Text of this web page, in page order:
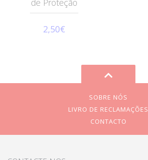
de Proteção
2,50€
SOBRE NÓS
LIVRO DE RECLAMAÇÕES
CONTACTO